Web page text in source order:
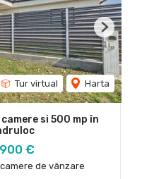
Tur virtual Harta
Next
si 500 mp în
€
de vânzare